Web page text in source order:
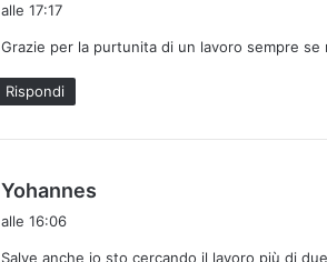
e
t
t
alle 17:17
Grazie per la purtunita di un lavoro sempre se
Rispondi
Yohannes
alle 16:06
Salve anche io sto cercando il lavoro più di